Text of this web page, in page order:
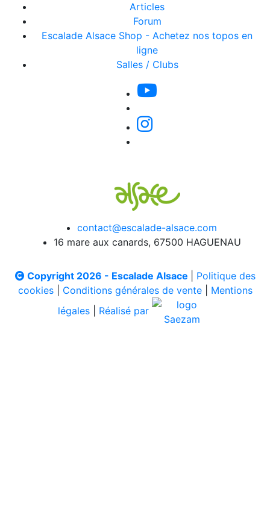
Articles
Forum
Escalade Alsace Shop - Achetez nos topos en
ligne
Salles / Clubs
contact@escalade-alsace.com
16 mare aux canards, 67500 HAGUENAU
Copyright 2026 - Escalade Alsace
Politique des
cookies| Conditions générales de vente| Mentions
légales
Réalisé par